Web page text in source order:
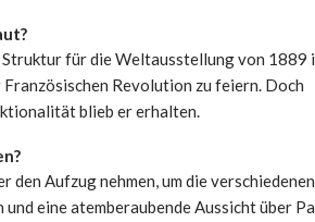
für die Weltausstellung von 1889
Revolution zu feiern. Doch
blieb er erhalten.
den Aufzug nehmen, um die verschiedenen
eine atemberaubende Aussicht über